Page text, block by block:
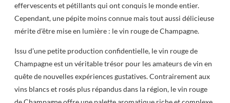
effervescents et pétillants qui ont conquis le monde entier.
Cependant, une pépite moins connue mais tout aussi délicieuse
mérite d’être mise en lumière : le vin rouge de Champagne.
Issu d’une petite production confidentielle, le vin rouge de
Champagne est un véritable trésor pour les amateurs de vin en
quête de nouvelles expériences gustatives. Contrairement aux
vins blancs et rosés plus répandus dans la région, le vin rouge